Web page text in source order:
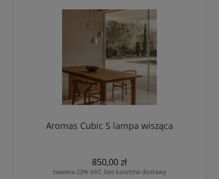
Aromas Cubic S lampa wisząca
850,00 zł
zawiera 23% VAT, bez kosztów dostawy